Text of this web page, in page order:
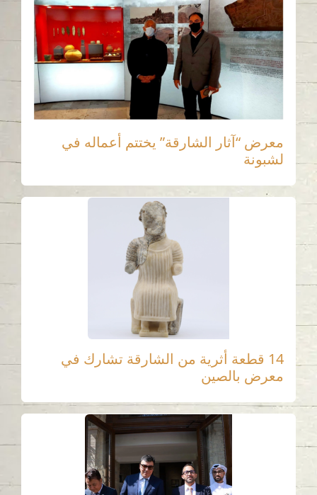
معرض “آثار الشارقة” يختتم أعماله في
لشبونة
14 قطعة أثرية من الشارقة تشارك في
معرض بالصين